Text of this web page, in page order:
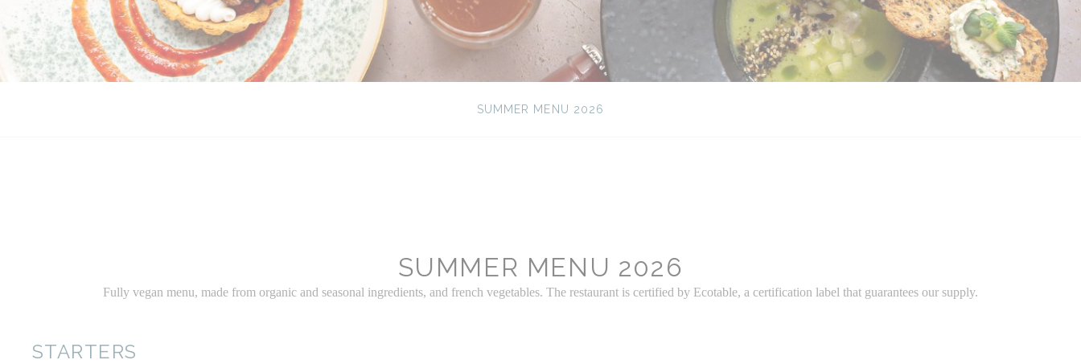
SUMMER MENU 2026
SUMMER MENU 2026
Fully vegan menu, made from organic and seasonal ingredients, and french vegetables. The restaurant is certified by Ecotable, a certification label that guarantees our supply.
STARTERS